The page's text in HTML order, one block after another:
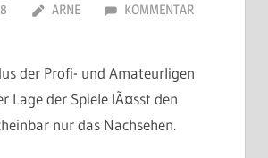
ARNE
KOMMENTAR
der Profi- und Amateurligen
Lage der Spiele lÃ¤sst den
nur das Nachsehen.